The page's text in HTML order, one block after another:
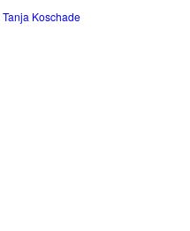
Tanja Koschade